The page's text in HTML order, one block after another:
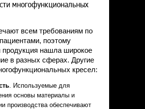
многофункциональных
всем требованиям по
поэтому
продукция нашла широкое
в разных сферах. Другие
кресел:
. Используемые для
основы материалы и
производства обеспечивают